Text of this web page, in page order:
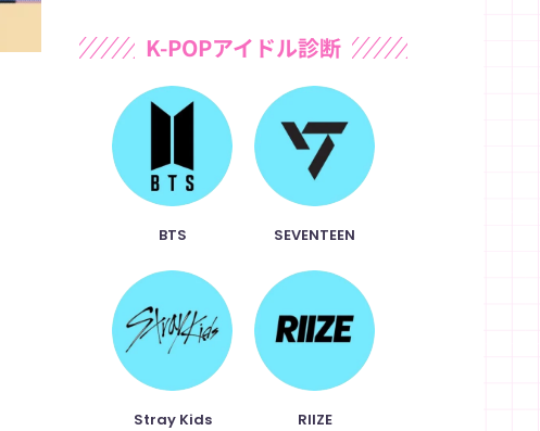
n p
K-POPアイドル診断
BTS SEVENTEEN
Stray Kids RIIZE